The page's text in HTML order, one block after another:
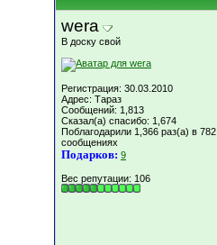
wera
В доску свой
Регистрация: 30.03.2010
Адрес: Тараз
Сообщений: 1,813
Сказал(а) спасибо: 1,674
Поблагодарили 1,366 раз(а) в 782
сообщениях
Подарков: 9
Вес репутации: 106